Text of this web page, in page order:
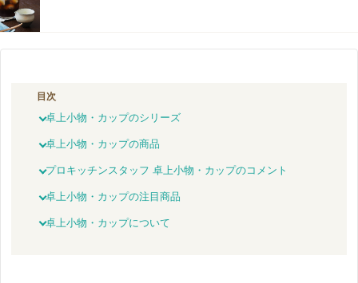
目次
卓上小物・カップのシリーズ
卓上小物・カップの商品
プロキッチンスタッフ 卓上小物・カップのコメント
卓上小物・カップの注目商品
卓上小物・カップについて